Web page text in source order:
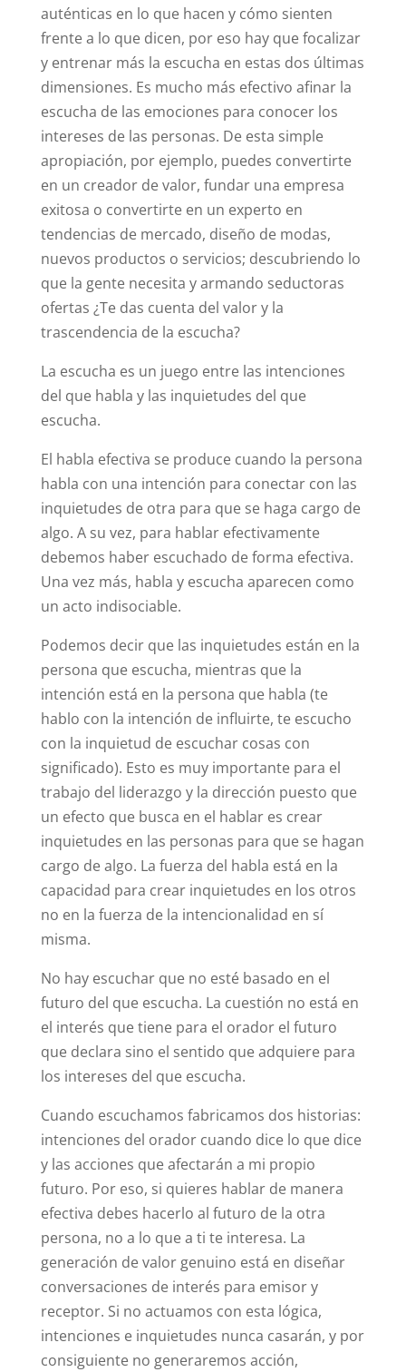
auténticas en lo que hacen y cómo sienten
frente a lo que dicen, por eso hay que focalizar
y entrenar más la escucha en estas dos últimas
dimensiones. Es mucho más efectivo afinar la
escucha de las emociones para conocer los
intereses de las personas. De esta simple
apropiación, por ejemplo, puedes convertirte
en un creador de valor, fundar una empresa
exitosa o convertirte en un experto en
tendencias de mercado, diseño de modas,
nuevos productos o servicios; descubriendo lo
que la gente necesita y armando seductoras
ofertas ¿Te das cuenta del valor y la
trascendencia de la escucha?
La escucha es un juego entre las intenciones
del que habla y las inquietudes del que
escucha.
El habla efectiva se produce cuando la persona
habla con una intención para conectar con las
inquietudes de otra para que se haga cargo de
algo. A su vez, para hablar efectivamente
debemos haber escuchado de forma efectiva.
Una vez más, habla y escucha aparecen como
un acto indisociable.
Podemos decir que las inquietudes están en la
persona que escucha, mientras que la
intención está en la persona que habla (te
hablo con la intención de influirte, te escucho
con la inquietud de escuchar cosas con
significado). Esto es muy importante para el
trabajo del liderazgo y la dirección puesto que
un efecto que busca en el hablar es crear
inquietudes en las personas para que se hagan
cargo de algo. La fuerza del habla está en la
capacidad para crear inquietudes en los otros
no en la fuerza de la intencionalidad en sí
misma.
No hay escuchar que no esté basado en el
futuro del que escucha. La cuestión no está en
el interés que tiene para el orador el futuro
que declara sino el sentido que adquiere para
los intereses del que escucha.
Cuando escuchamos fabricamos dos historias:
intenciones del orador cuando dice lo que dice
y las acciones que afectarán a mi propio
futuro. Por eso, si quieres hablar de manera
efectiva debes hacerlo al futuro de la otra
persona, no a lo que a ti te interesa. La
generación de valor genuino está en diseñar
conversaciones de interés para emisor y
receptor. Si no actuamos con esta lógica,
intenciones e inquietudes nunca casarán, y por
consiguiente no generaremos acción,